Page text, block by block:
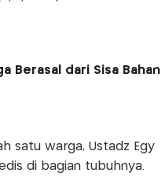
Berasal dari Sisa Bahan
satu warga, Ustadz Egy
di bagian tubuhnya.